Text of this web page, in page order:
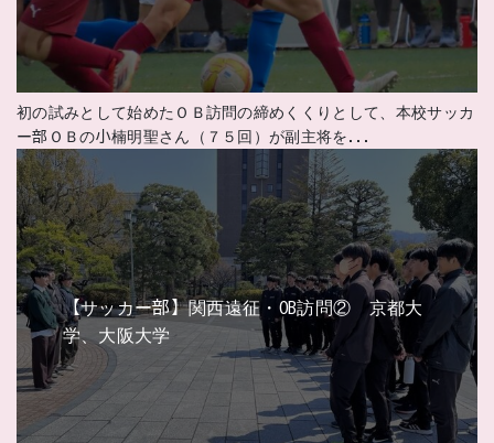
初の試みとして始めたＯＢ訪問の締めくくりとして、本校サッカ
ー部ＯＢの小楠明聖さん（７５回）が副主将を...
【サッカー部】関西遠征・OB訪問② 京都大
学、大阪大学